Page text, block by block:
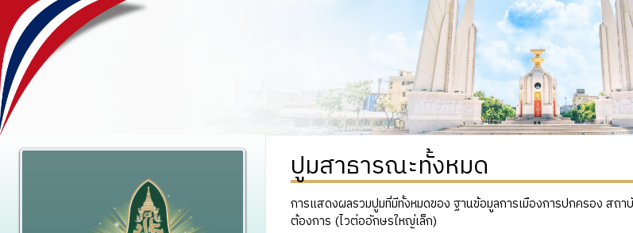
ปูมสาธารณะทั้งหมด
การแสดงผลรวมปูมที่มีทั้งหมดของ ฐานข้อมูลการเมืองการปกครอง สถ
ต้องการ (ไวต่ออักษรใหญ่เล็ก)